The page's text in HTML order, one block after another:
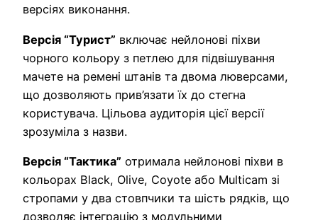
версіях виконання.
Версія “Турист” включає нейлонові піхви
чорного кольору з петлею для підвішування
мачете на ремені штанів та двома люверсами,
що дозволяють прив’язати їх до стегна
користувача. Цільова аудиторія цієї версії
зрозуміла з назви.
Версія “Тактика” отримала нейлонові піхви в
кольорах Black, Olive, Coyote або Multicam зі
стропами у два стовпчики та шість рядків, що
дозволяє інтеграцію з модульними